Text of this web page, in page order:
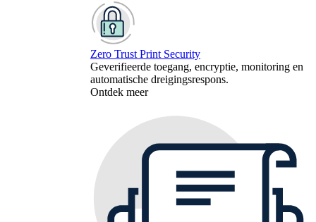
Zero Trust Print Security
Geverifieerde toegang, encryptie, monitoring en
automatische dreigingsrespons.
Ontdek meer